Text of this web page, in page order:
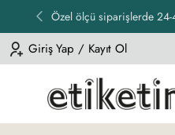
Özel ölçü siparişlerde
Giriş Yap / Kayıt Ol